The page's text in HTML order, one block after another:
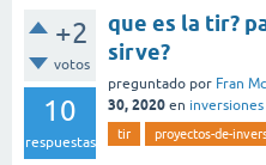
+2
votos
10
respuestas
que es la tir?
sirve?
preguntado por Fran
30, 2020 en
tir proyectos-de-